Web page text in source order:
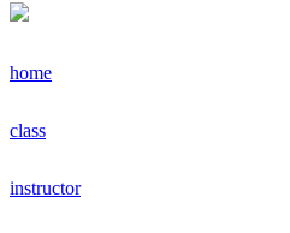
home
class
instructor